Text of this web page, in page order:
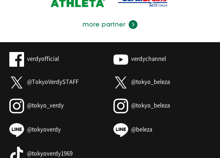
more partner
verdyofficial verdychannel
@TokyoVerdySTAFF @tokyo_beleza
@tokyo_verdy @tokyo_beleza
@tokyoverdy @beleza
@tokyoverdy1969